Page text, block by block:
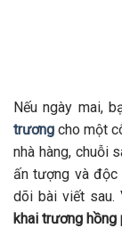
Nếu ngày mai,
trương cho một
nhà hàng, chuỗi
ấn tượng và độc
dõi bài viết sau.
khai trương hồng